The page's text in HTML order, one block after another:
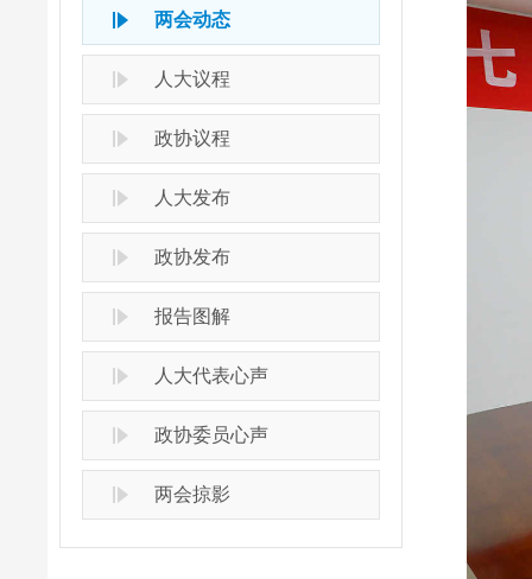
两会动态
人大议程
政协议程
人大发布
政协发布
报告图解
人大代表心声
政协委员心声
两会掠影